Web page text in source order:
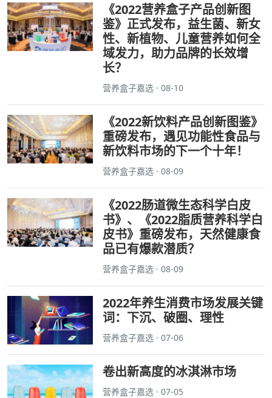
《2022营养盒子产品创新图
鉴》正式发布，益生菌、新女
性、新植物、儿童营养如何全
域发力，助力品牌的长效增
长？
营养盒子嘉选 · 08-10
《2022新饮料产品创新图鉴》
重磅发布，遇见功能性食品与
新饮料市场的下一个十年！
营养盒子嘉选 · 08-09
《2022肠道微生态科学白皮
书》、《2022脂质营养科学白
皮书》重磅发布，天然健康食
品已有爆款潜质？
营养盒子嘉选 · 08-09
2022年养生消费市场发展关键
词：下沉、破圈、理性
营养盒子嘉选 · 07-06
卷出新高度的冰淇淋市场
营养盒子嘉选 · 07-05